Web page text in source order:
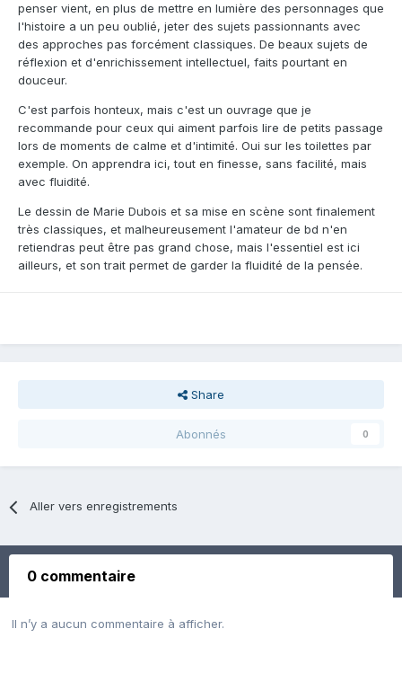
penser vient, en plus de mettre en lumière des personnages que
l'histoire a un peu oublié, jeter des sujets passionnants avec
des approches pas forcément classiques. De beaux sujets de
réflexion et d'enrichissement intellectuel, faits pourtant en
douceur.
C'est parfois honteux, mais c'est un ouvrage que je
recommande pour ceux qui aiment parfois lire de petits passage
lors de moments de calme et d'intimité. Oui sur les toilettes par
exemple. On apprendra ici, tout en finesse, sans facilité, mais
avec fluidité.
Le dessin de Marie Dubois et sa mise en scène sont finalement
très classiques, et malheureusement l'amateur de bd n'en
retiendras peut être pas grand chose, mais l'essentiel est ici
ailleurs, et son trait permet de garder la fluidité de la pensée.
Share
Abonnés 0
Aller vers enregistrements
0 commentaire
Il n’y a aucun commentaire à afficher.